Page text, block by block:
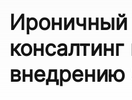
Ироничный
консалтинг
внедрению